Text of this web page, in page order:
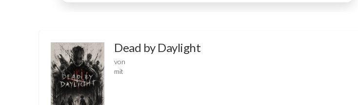
Dead by Daylight
von
mit